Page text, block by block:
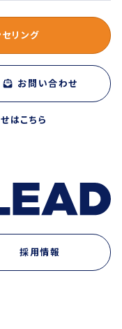
リング
お問い合わせ
はこちら
採用情報